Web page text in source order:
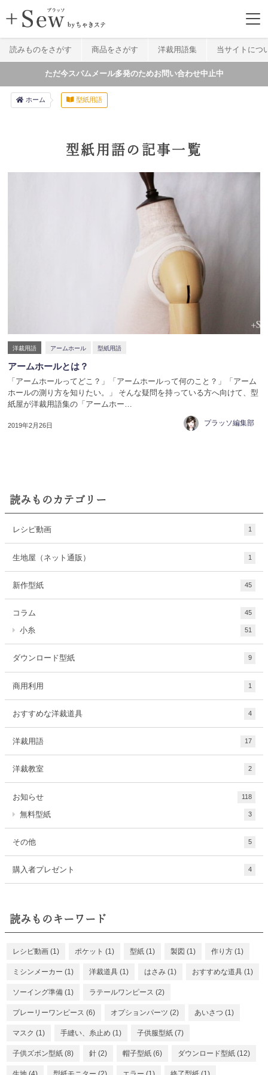
読みものをさがす 商品をさがす 洋裁用語集 当サイトにつ
ただ今スパムメール多発のためお問い合わせ中止中
ホーム 型紙用語
型紙用語の記事一覧
洋裁用語 アームホール 型紙用語
アームホールとは？
「アームホールってどこ？」「アームホールって何のこと？」「アーム
ホールの測り方を知りたい。」 そんな疑問を持っている方へ向けて、型
紙屋が洋裁用語集の「アームホー…
2019年2月26日 プラッソ編集部
読みものカテゴリー
レシピ動画 1
生地屋（ネット通販） 1
新作型紙 45
コラム 45
小糸 51
ダウンロード型紙 9
商用利用 1
おすすめな洋裁道具 4
洋裁用語 17
洋裁教室 2
お知らせ 118
無料型紙 3
その他 5
購入者プレゼント 4
読みものキーワード
レシピ動画 (1) ポケット (1) 型紙 (1) 製図 (1) 作り方 (1)
ミシンメーカー (1) 洋裁道具 (1) はさみ (1) おすすめな道具 (1)
ソーイング準備 (1) ラテールワンピース (2)
プレーリーワンピース (6) オプションパーツ (2) あいさつ (1)
マスク (1) 手縫い、糸止め (1) 子供服型紙 (7)
子供ズボン型紙 (8) 針 (2) 帽子型紙 (6) ダウンロード型紙 (12)